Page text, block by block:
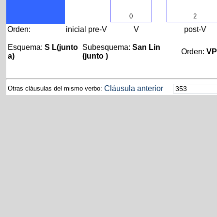
0 2
Orden: inicial pre-V V post-V
Esquema: S L(junto
a)
Subesquema:San Lin
(junto )
Orden:
Otras cláusulas del mismo verbo: Cláusula anterior